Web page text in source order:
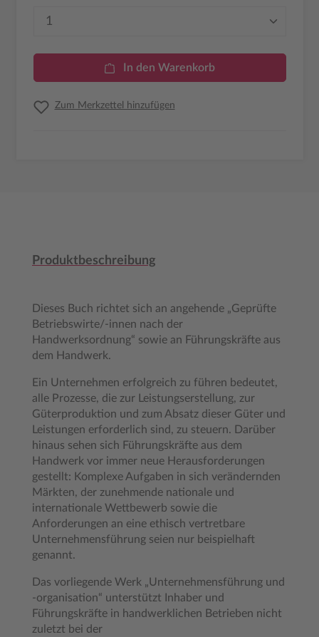
Produkt Anzahl: Gib den gewünschten
In den Warenkorb
Zum Merkzettel hinzufügen
Produktbeschreibung
Dieses Buch richtet sich an angehende „Geprüfte
Betriebswirte/-innen nach der
Handwerksordnung“ sowie an Führungskräfte aus
dem Handwerk.
Ein Unternehmen erfolgreich zu führen bedeutet,
alle Prozesse, die zur Leistungserstellung, zur
Güterproduktion und zum Absatz dieser Güter und
Leistungen erforderlich sind, zu steuern. Darüber
hinaus sehen sich Führungskräfte aus dem
Handwerk vor immer neue Herausforderungen
gestellt: Komplexe Aufgaben in sich verändernden
Märkten, der zunehmende nationale und
internationale Wettbewerb sowie die
Anforderungen an eine ethisch vertretbare
Unternehmensführung seien nur beispielhaft
genannt.
Das vorliegende Werk „Unternehmensführung und
-organisation“ unterstützt Inhaber und
Führungskräfte in handwerklichen Betrieben nicht
zuletzt bei der